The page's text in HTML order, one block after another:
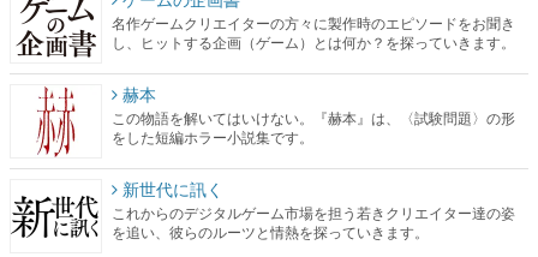
名作ゲームクリエイターの方々に製作時のエピソードをお聞き
し、ヒットする企画（ゲーム）とは何か？を探っていきます。
赫本
この物語を解いてはいけない。『赫本』は、〈試験問題〉の形
をした短編ホラー小説集です。
新世代に訊く
これからのデジタルゲーム市場を担う若きクリエイター達の姿
を追い、彼らのルーツと情熱を探っていきます。